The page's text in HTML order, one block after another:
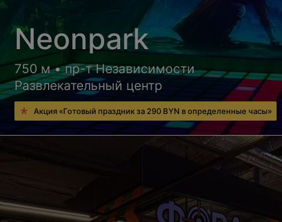
Neonpark
750 м • пр-т Независимости
Развлекательный центр
Акция «Готовый праздник за 290 BYN в определенные часы»